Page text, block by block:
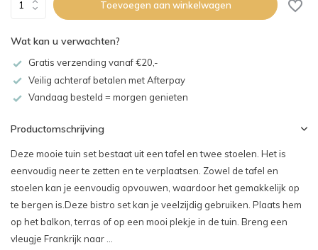
Toevoegen aan winkelwagen
Wat kan u verwachten?
Gratis verzending vanaf €20,-
Veilig achteraf betalen met Afterpay
Vandaag besteld = morgen genieten
Productomschrijving
Deze mooie tuin set bestaat uit een tafel en twee stoelen. Het is
eenvoudig neer te zetten en te verplaatsen. Zowel de tafel en
stoelen kan je eenvoudig opvouwen, waardoor het gemakkelijk op
te bergen is.Deze bistro set kan je veelzijdig gebruiken. Plaats hem
op het balkon, terras of op een mooi plekje in de tuin. Breng een
vleugje Frankrijk naar ...